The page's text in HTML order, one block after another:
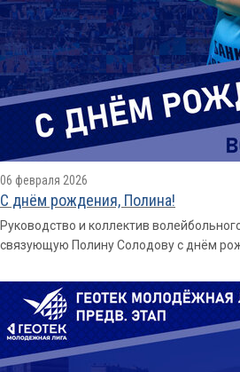
06 февраля 2026
С днём рождения, Полина!
Руководство и коллектив
связующую Полину Солодову с днём